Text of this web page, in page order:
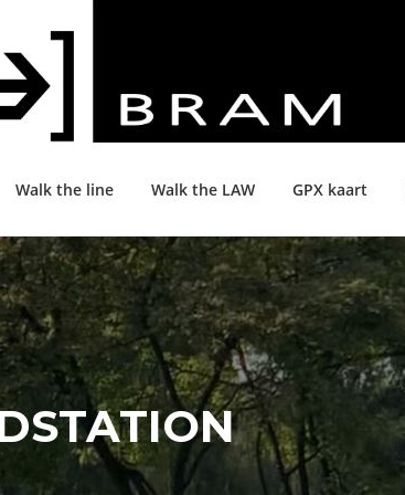
Walk the line Walk the LAW GPX kaart